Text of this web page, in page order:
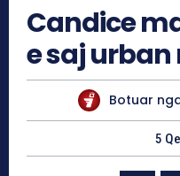
Candice
e saj urban
Botuar
5